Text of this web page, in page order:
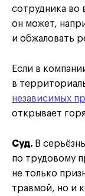
сотрудника во
он может,
и обжаловать
Если в
в
независимых
открывает
Суд. В
по трудовому
не только
травмой, но и